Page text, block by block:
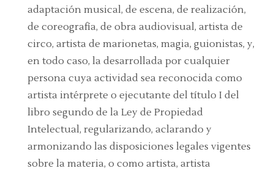
adaptación musical, de escena, de realización,
de coreografía, de obra audiovisual, artista de
circo, artista de marionetas, magia, guionistas, y,
en todo caso, la desarrollada por cualquier
persona cuya actividad sea reconocida como
artista intérprete o ejecutante del título I del
libro segundo de la Ley de Propiedad
Intelectual, regularizando, aclarando y
armonizando las disposiciones legales vigentes
sobre la materia, o como artista, artista